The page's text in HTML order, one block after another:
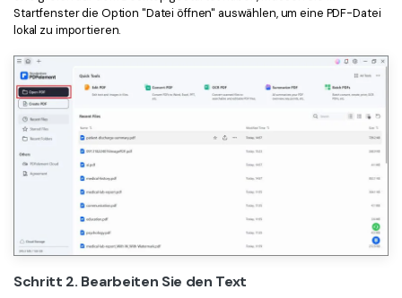
Startfenster die Option "Datei öffnen" auswählen, um eine PDF-Datei
lokal zu importieren.
Schritt 2. Bearbeiten Sie den Text